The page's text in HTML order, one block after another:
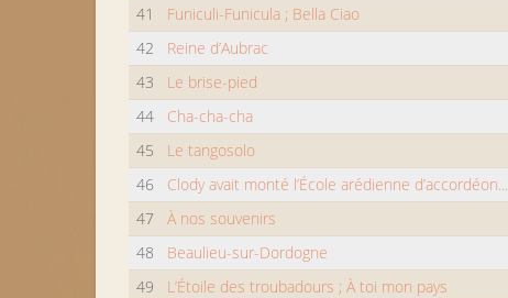
41
Funiculi-Funicula ; Bella Ciao
42
Reine d’Aubrac
43
Le brise-pied
44
Cha-cha-cha
45
Le tangosolo
46
Clody avait monté l’École arédienne d’accordéon...
47
À nos souvenirs
48
Beaulieu-sur-Dordogne
49
L’Étoile des troubadours ; À toi mon pays